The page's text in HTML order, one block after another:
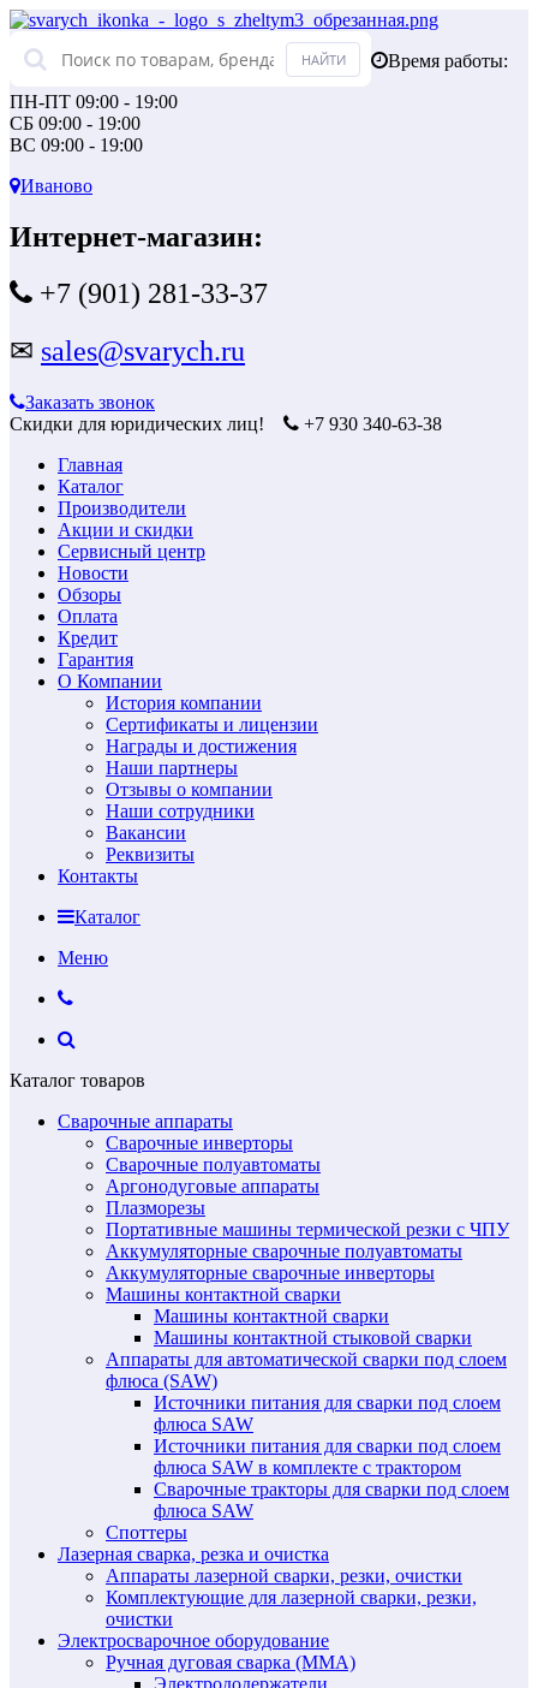
Время работы:
ПН-ПТ 09:00 - 19:00
СБ 09:00 - 19:00
ВС 09:00 - 19:00
Иваново
Интернет-магазин:
+7 (901) 281-33-37
✉ sales@svarych.ru
Заказать звонок
Скидки для юридических лиц!
+7 930 340-63-38
Главная
Каталог
Производители
Акции и скидки
Сервисный центр
Новости
Обзоры
Оплата
Кредит
Гарантия
О Компании
История компании
Сертификаты и лицензии
Награды и достижения
Наши партнеры
Отзывы о компании
Наши сотрудники
Вакансии
Реквизиты
Контакты
Каталог
Меню
Каталог товаров
Сварочные аппараты
Сварочные инверторы
Сварочные полуавтоматы
Аргонодуговые аппараты
Плазморезы
Портативные машины термической резки с ЧПУ
Аккумуляторные сварочные полуавтоматы
Аккумуляторные сварочные инверторы
Машины контактной сварки
Машины контактной сварки
Машины контактной стыковой сварки
Аппараты для автоматической сварки под слоем
флюса (SAW)
Источники питания для сварки под слоем
флюса SAW
Источники питания для сварки под слоем
флюса SAW в комплекте с трактором
Сварочные тракторы для сварки под слоем
флюса SAW
Споттеры
Лазерная сварка, резка и очистка
Аппараты лазерной сварки, резки, очистки
Комплектующие для лазерной сварки, резки,
очистки
Электросварочное оборудование
Ручная дуговая сварка (MMA)
Электрододержатели